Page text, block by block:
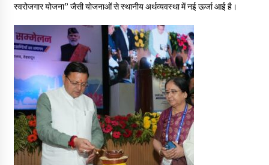
स्वरोजगार योजना” जैसी योजनाओं से स्थानीय अर्थव्यवस्था में नई ऊर्जा आई है।